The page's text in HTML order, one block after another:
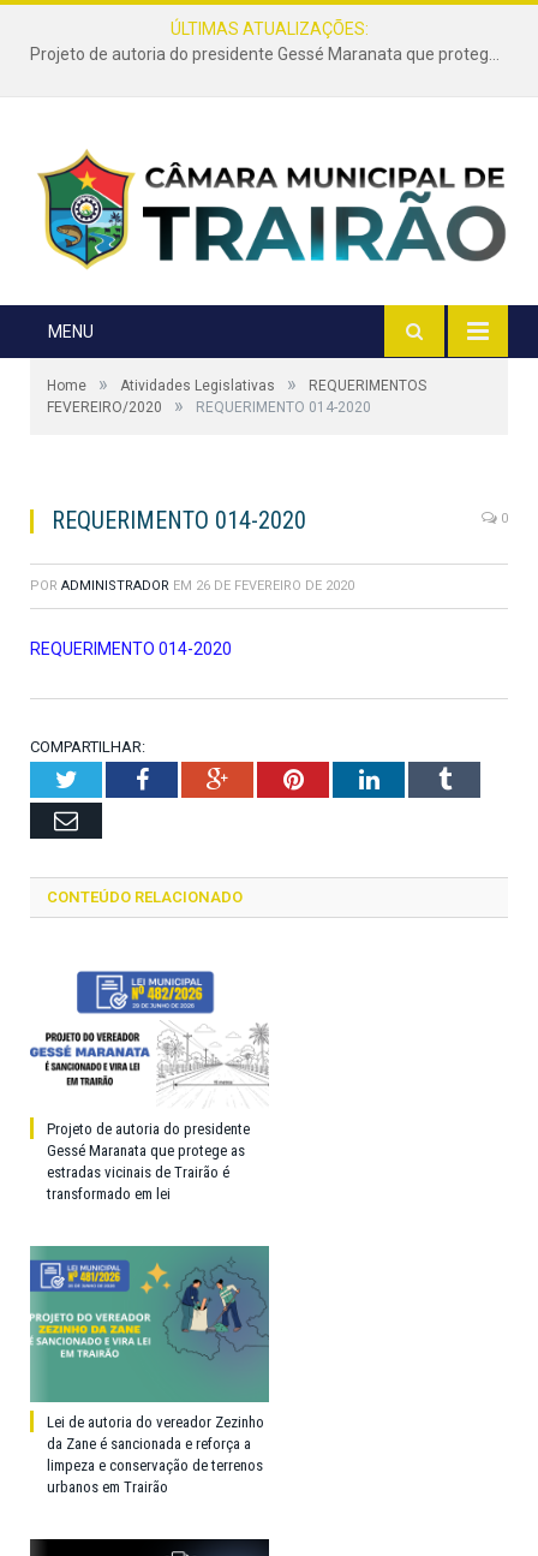
ÚLTIMAS ATUALIZAÇÕES:
Projeto de autoria do presidente Gessé Maranata que protege as estradas vicinais de Trairão é transformado em lei
MENU
Home » Atividades Legislativas »
REQUERIMENTOS
FEVEREIRO/2020
» REQUERIMENTO 014-2020
REQUERIMENTO 014-2020 0
POR ADMINISTRADOR EM 26 DE FEVEREIRO DE 2020
REQUERIMENTO 014-2020
COMPARTILHAR:
TwitterFacebookGoogle+PinterestLinkedInTumblr
Email
CONTEÚDO RELACIONADO
Projeto de autoria do presidente
Gessé Maranata que protege as
estradas vicinais de Trairão é
transformado em lei
Lei de autoria do vereador Zezinho
da Zane é sancionada e reforça a
limpeza e conservação de terrenos
urbanos em Trairão